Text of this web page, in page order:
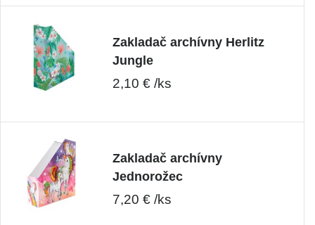
Zakladač archívny Herlitz
Jungle
2,10 € /ks
Zakladač archívny
Jednorožec
7,20 € /ks